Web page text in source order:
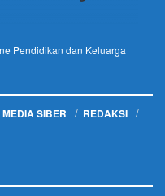
Pendidikan dan Keluarga
SIBER
REDAKSI